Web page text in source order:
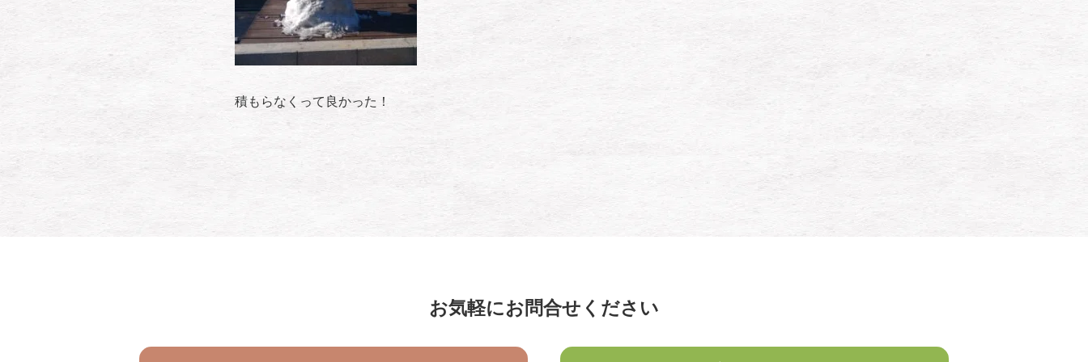
積もらなくって良かった！
お気軽にお問合せください